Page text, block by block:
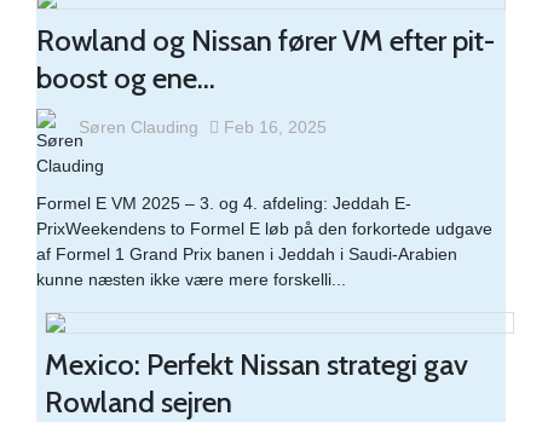
Rowland og Nissan fører VM efter pit-
boost og ene...
Søren Clauding Feb 16, 2025
Formel E VM 2025 – 3. og 4. afdeling: Jeddah E-
PrixWeekendens to Formel E løb på den forkortede udgave
af Formel 1 Grand Prix banen i Jeddah i Saudi-Arabien
kunne næsten ikke være mere forskelli...
Mexico: Perfekt Nissan strategi gav
Rowland sejren